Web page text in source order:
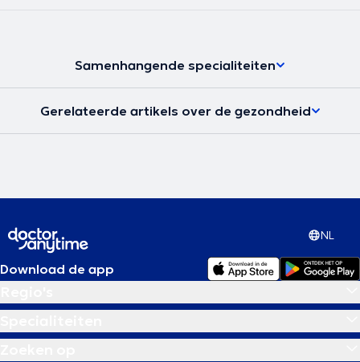
Samenhangende specialiteiten
Gerelateerde artikels over de gezondheid
NL
Download de app